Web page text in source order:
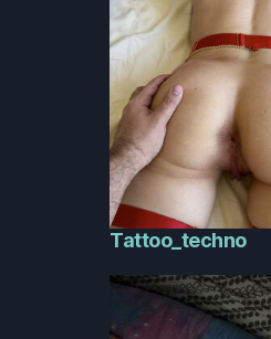
Tattoo_techno